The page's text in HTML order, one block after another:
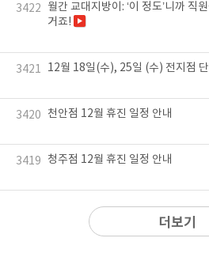
3422
월간 교대지방이: ‘이 정도’니까 직
거죠!
3421 12월 18일(수), 25일 (수) 전지점
3420 천안점 12월 휴진 일정 안내
3419 청주점 12월 휴진 일정 안내
더보기